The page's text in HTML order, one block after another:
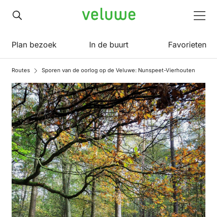
Veluwe
Plan bezoek In de buurt Favorieten
Routes Sporen van de oorlog op de Veluwe: Nunspeet-Vierhouten